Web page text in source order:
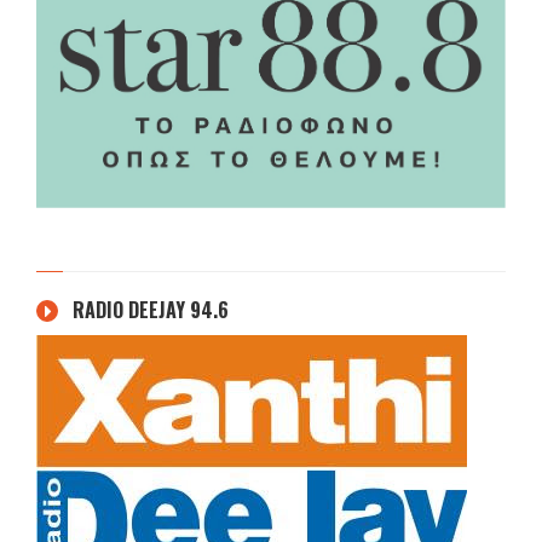
RADIO DEEJAY 94.6